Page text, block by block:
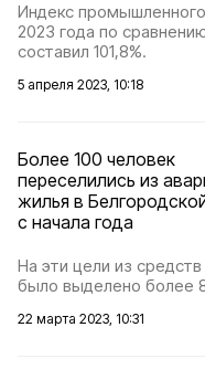
Индекс
2023 года по
составил 101,8%.
5 апреля 2023, 10:18
Более 100 человек
переселились из
жилья в
с начала года
На эти цели из
было выделено более
22 марта 2023, 10:31